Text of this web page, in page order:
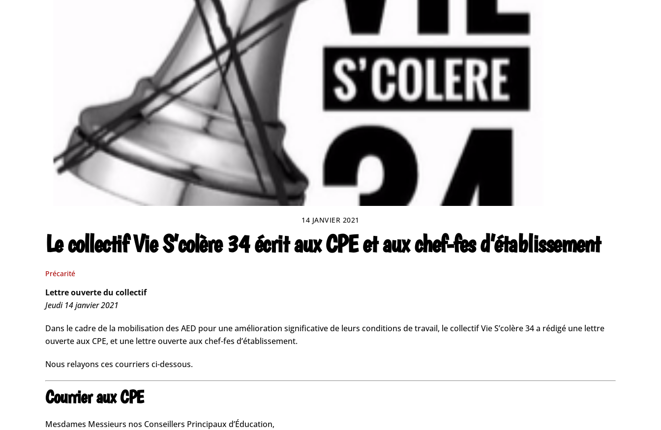
14 JANVIER 2021
Le collectif Vie S’colère 34 écrit aux CPE et aux chef-fes d’établissement
Précarité
Lettre ouverte du collectif
Jeudi 14 janvier 2021
Dans le cadre de la mobilisation des AED pour une amélioration significative de leurs conditions de travail, le collectif Vie S’colère 34 a rédigé une lettre
ouverte aux CPE, et une lettre ouverte aux chef-fes d’établissement.
Nous relayons ces courriers ci-dessous.
Courrier aux CPE
Mesdames Messieurs nos Conseillers Principaux d’Éducation,